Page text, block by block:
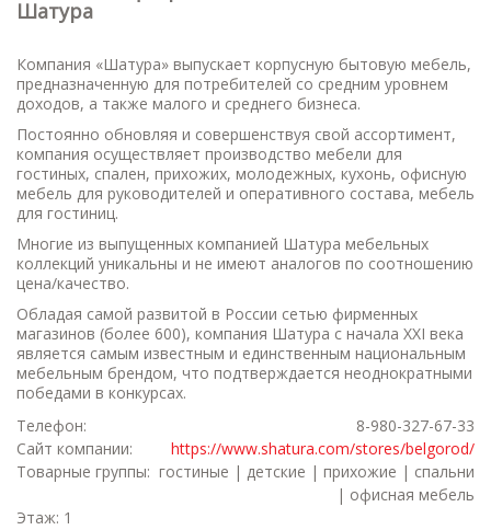
Шатура
Компания «Шатура» выпускает корпусную бытовую мебель,
предназначенную для потребителей со средним уровнем
доходов, а также малого и среднего бизнеса.
Постоянно обновляя и совершенствуя свой ассортимент,
компания осуществляет производство мебели для
гостиных, спален, прихожих, молодежных, кухонь, офисную
мебель для руководителей и оперативного состава, мебель
для гостиниц.
Многие из выпущенных компанией Шатура мебельных
коллекций уникальны и не имеют аналогов по соотношению
цена/качество.
Обладая самой развитой в России сетью фирменных
магазинов (более 600), компания Шатура с начала XXI века
является самым известным и единственным национальным
мебельным брендом, что подтверждается неоднократными
победами в конкурсах.
Телефон:
8-980-327-67-33
Сайт компании:
https://www.shatura.com/stores/belgorod/
Товарные группы: гостиные | детские | прихожие | спальни
| офисная мебель
Этаж: 1